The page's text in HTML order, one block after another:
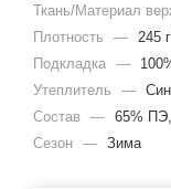
Ткань/Материал
Плотность
— 245
Подкладка —
Утеплитель
—
Состав
— 65%
Сезон — Зима